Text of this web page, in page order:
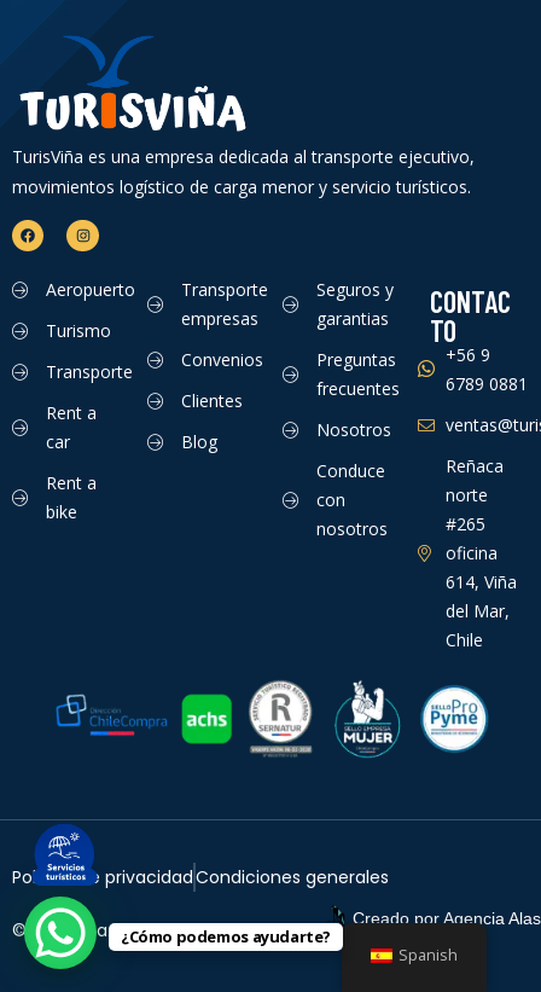
TurisViña es una empresa dedicada al transporte ejecutivo,
movimientos logístico de carga menor y servicio turísticos.
Aeropuerto
Turismo
Transporte
Rent a
car
Rent a
bike
Transporte
empresas
Convenios
Clientes
Blog
Seguros y
garantias
Preguntas
frecuentes
Nosotros
Conduce
con
nosotros
CONTAC
TO
+56 9
6789 0881
Reñaca
norte
#265
oficina
614, Viña
del Mar,
Chile
Política de privacidadCondiciones generales
© TurisViña. 2026 Creado porAgencia Alas
¿Cómo podemos ayudarte?
Spanish